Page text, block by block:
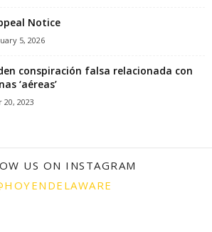
Notice
5, 2026
conspiración falsa relacionada con
‘aéreas’
2023
US ON INSTAGRAM